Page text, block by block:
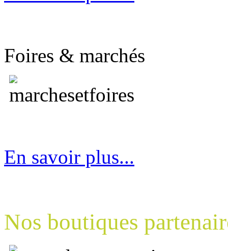
Foires & marchés
En savoir plus...
Nos boutiques